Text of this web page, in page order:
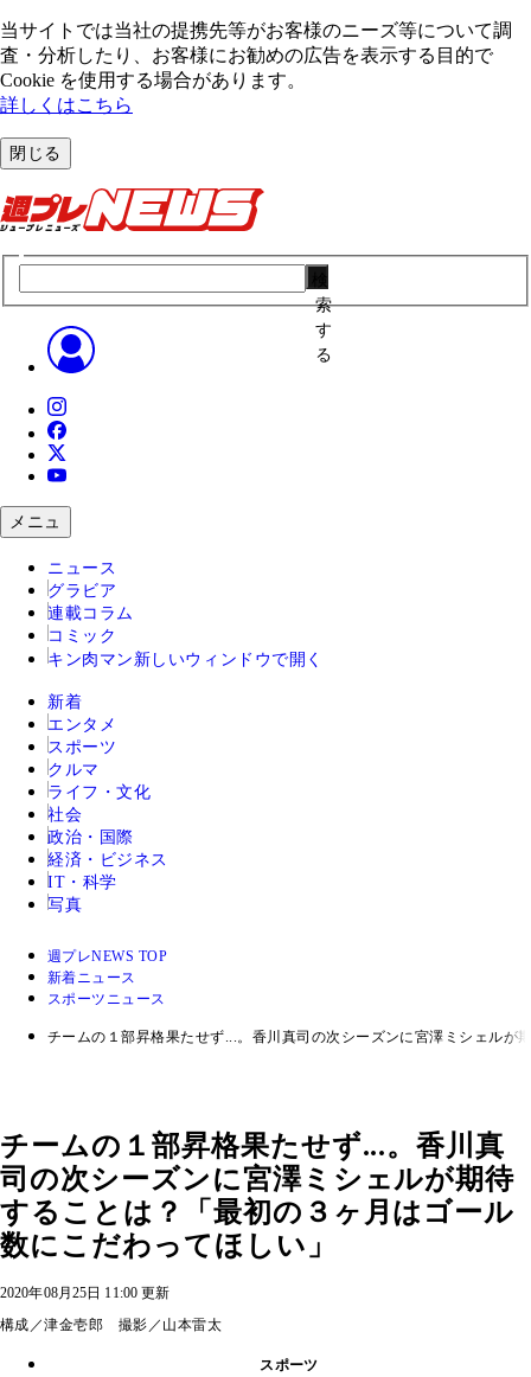
当サイトでは当社の提携先等がお客様のニーズ等について調
査・分析したり、お客様にお勧めの広告を表⽰する⽬的で
Cookie を使⽤する場合があります。
詳しくはこちら
閉じる
索
す
る
メニュ
ニュース
グラビア
連載コラム
コミック
キン肉マン 新しいウィンドウで開く
新着
エンタメ
スポーツ
クルマ
ライフ・文化
社会
政治・国際
経済・ビジネス
IT・科学
写真
週プレNEWS TOP
新着ニュース
スポーツニュース
チームの１部昇格果たせず...。香川真司の次シーズンに宮澤ミシェル
チームの１部昇格果たせず...。香川真
司の次シーズンに宮澤ミシェルが期待
することは？「最初の３ヶ月はゴール
数にこだわってほしい」
2020年08月25日 11:00 更新
構成／津金壱郎 撮影／山本雷太
スポーツ